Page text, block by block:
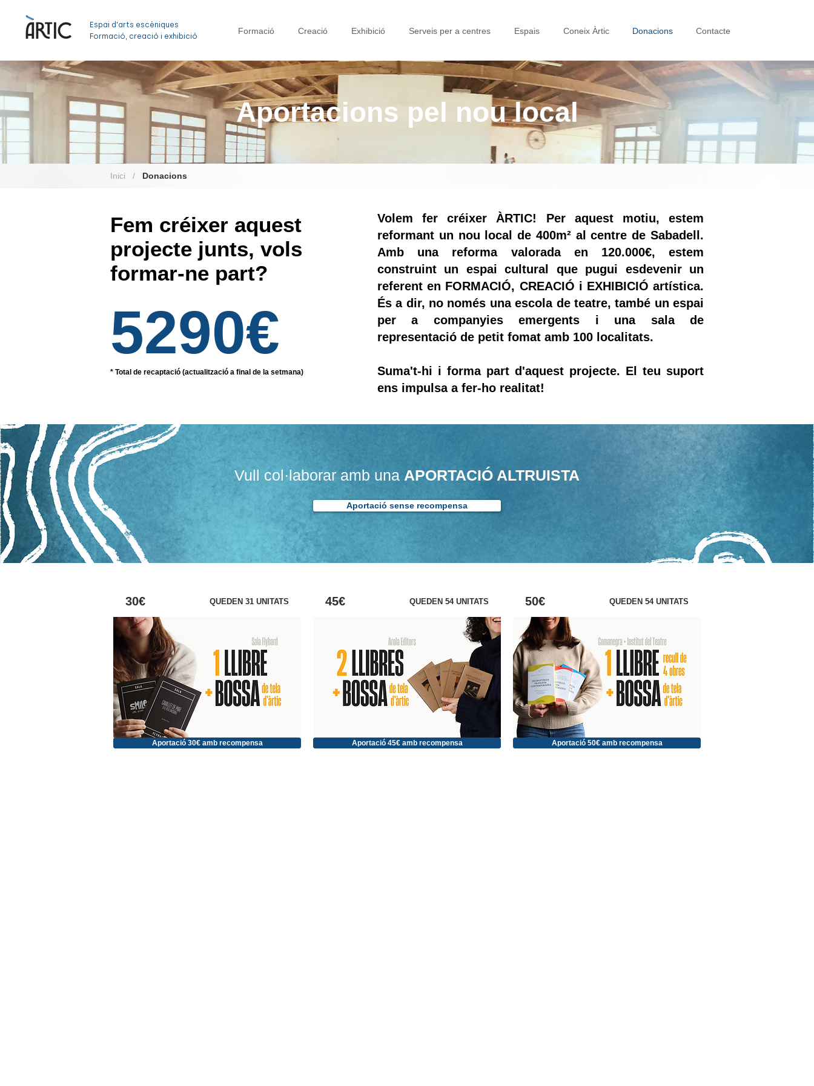
Espai d'arts escèniques
Formació, creació i exhibició
Formació Creació Exhibició Serveis per a centres Espais Coneix Àrtic Donacions Contacte
Aportacions pel nou local
Inici / Donacions
Fem créixer aquest
projecte junts, vols
formar-ne part?
5290€
* Total de recaptació (actualització a final de la setmana)
Volem fer créixer ÀRTIC! Per aquest motiu, estem
reformant un nou local de 400m² al centre de Sabadell.
Amb una reforma valorada en 120.000€, estem
construint un espai cultural que pugui esdevenir un
referent en FORMACIÓ, CREACIÓ i EXHIBICIÓ artística.
És a dir, no només una escola de teatre, també un espai
per a companyies emergents i una sala de
representació de petit fomat amb 100 localitats.
Suma't-hi i forma part d'aquest projecte. El teu suport
ens impulsa a fer-ho realitat!
Vull col·laborar amb una APORTACIÓ ALTRUISTA
Aportació sense recompensa
30€ QUEDEN 31 UNITATS
Aportació 30€ amb recompensa
45€ QUEDEN 54 UNITATS
Aportació 45€ amb recompensa
50€ QUEDEN 54 UNITATS
Aportació 50€ amb recompensa